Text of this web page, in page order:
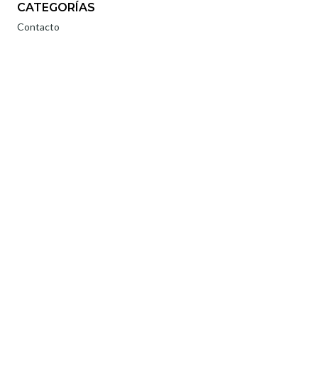
CATEGORÍAS
Contacto